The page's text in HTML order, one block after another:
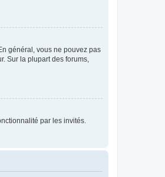
général, vous ne pouvez pas
Sur la plupart des forums,
par les invités.